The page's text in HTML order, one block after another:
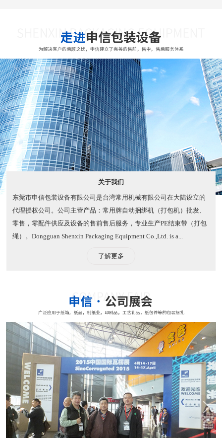
关于我们
东莞市申信包装设备有限公司是台湾常用机械有限公司在大陆设立的
代理授权公司。公司主营产品：常用牌自动捆绑机（打包机）批发、
零售，零配件供应及设备的售前售后服务，专业生产PE结束带（打包
绳）。​ Dongguan Shenxin Packaging Equipment Co.,Ltd. is a...
了解更多